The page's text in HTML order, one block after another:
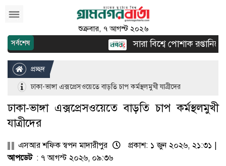
শুক্রবার, ৭ আগস্ট ২০২৬
সর্বশেষ সারা বিশ্বে পোশাক রপ্তানিতে
প্রচ্ছদ
ঢাকা-ভাঙ্গা এক্সপ্রেসওয়েতে বাড়তি চাপ কর্মস্থলমুখী যাত্রীদের
ঢাকা-ভাঙ্গা এক্সপ্রেসওয়েতে বাড়তি চাপ কর্মস্থলমুখী
যাত্রীদের
এসআর শফিক স্বপন মাদারীপুর
প্রকাশ: ১ জুন ২০২৬, ২১:৩১ |
আপডেট: ৭ আগস্ট ২০২৬, ০৯:৩৬